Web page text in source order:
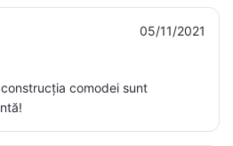
05/11/2021
comodei sunt